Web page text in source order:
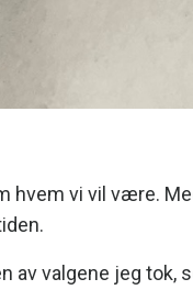
hvem vi vil være.
av valgene jeg tok,